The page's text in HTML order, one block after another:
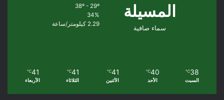
المسيلة
سماء صافية
38º - 29º
34%
2.29 كيلومتر/ساعة
38
℃
السبت
40
℃
الأحد
41
℃
الأثنين
41
℃
الثلاثاء
41
℃
الأربعاء